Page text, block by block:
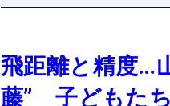
飛距離と精度…
藤” 子どもた